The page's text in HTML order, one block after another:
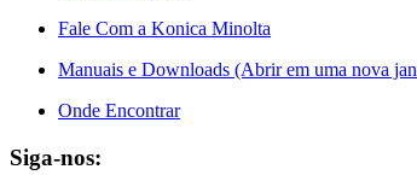
Fale Com a Konica Minolta
Manuais e Downloads (Abrir em uma nova
Onde Encontrar
Siga-nos: